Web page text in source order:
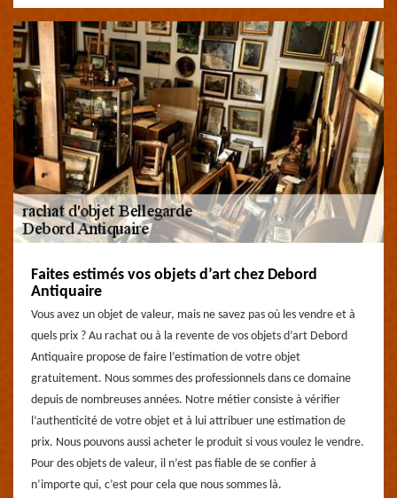
Faites estimés vos objets d’art chez Debord
Antiquaire
Vous avez un objet de valeur, mais ne savez pas où les vendre et à
quels prix ? Au rachat ou à la revente de vos objets d’art Debord
Antiquaire propose de faire l’estimation de votre objet
gratuitement. Nous sommes des professionnels dans ce domaine
depuis de nombreuses années. Notre métier consiste à vérifier
l’authenticité de votre objet et à lui attribuer une estimation de
prix. Nous pouvons aussi acheter le produit si vous voulez le vendre.
Pour des objets de valeur, il n’est pas fiable de se confier à
n’importe qui, c’est pour cela que nous sommes là.